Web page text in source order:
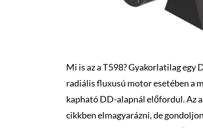
Mi is az a T598? Gyakorlatilag
radiális fluxusú motor esetében a
kapható DD-alapnál előfordul. Az
cikkben elmagyarázni, de